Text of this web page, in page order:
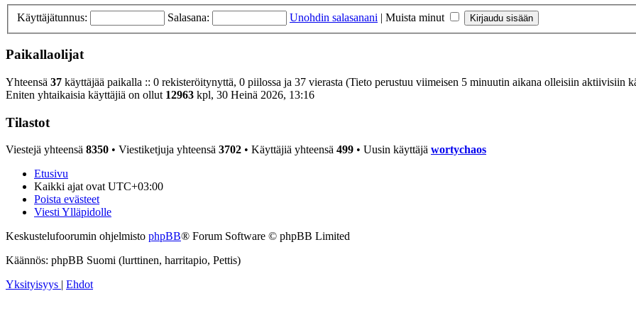
Käyttäjätunnus: Salasana: Unohdin salasanani | Muista minut
Paikallaolijat
Yhteensä 37 käyttäjää paikalla :: 0 rekisteröitynyttä, 0 piilossa ja 37 vierasta (Tieto perustuu viimeisen 5 minuutin aikana olleisiin aktiivisiin
Eniten yhtaikaisia käyttäjiä on ollut 12963 kpl, 30 Heinä 2026, 13:16
Tilastot
Viestejä yhteensä 8350 • Viestiketjuja yhteensä 3702 • Käyttäjiä yhteensä 499 • Uusin käyttäjä wortychaos
Etusivu
Kaikki ajat ovat UTC+03:00
Poista evästeet
Viesti Ylläpidolle
Keskustelufoorumin ohjelmisto phpBB® Forum Software © phpBB Limited
Käännös: phpBB Suomi (lurttinen, harritapio, Pettis)
Yksityisyys | Ehdot